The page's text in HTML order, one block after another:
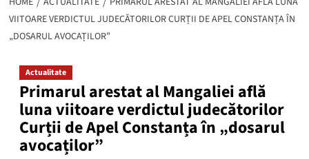
VIITOARE VERDICTUL JUDECĂTORILOR CURȚII DE APEL CONSTANȚA ÎN
„DOSARUL AVOCAȚILOR”
Actualitate
Primarul arestat al Mangaliei află
luna viitoare verdictul judecătorilor
Curții de Apel Constanța în „dosarul
avocaților”